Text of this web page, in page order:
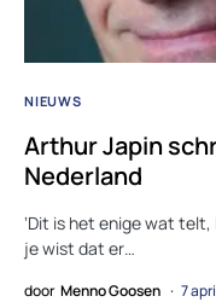
NIEUWS
Arthur Japin
Nederland
‘Dit is het enige wat
je wist dat er…
door Menno Goosen 7